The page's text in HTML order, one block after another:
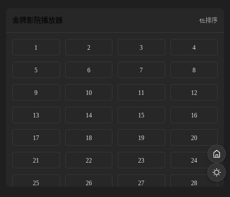
金牌影院播放器 排序
1 2 3 4
5 6 7 8
9 10 11 12
13 14 15 16
17 18 19 20
21 22 23 24
25 26 27 28